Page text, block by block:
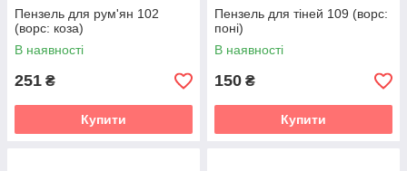
Пензель для рум'ян 102
(ворс: коза)
В наявності
251 ₴
Купити
Пензель для тіней 109 (ворс:
поні)
В наявності
150 ₴
Купити